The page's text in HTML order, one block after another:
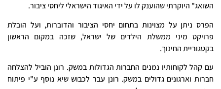
השואג" היוקרתי שהוענק לו על ידי האיגוד הישראלי ליחסי ציבור.
הפרס ניתן על מצוינות בתחום יחסי הציבור והדוברות, ועל הובלת
פרויקט מיני ממשלת הילדים של ישראל, שזכה במקום הראשון
בקטגוריית החינוך.
עם קהל לקוחותיו נמנים החברות הגדולות במשק. רונן הוביל להצלחה
חברות וארגונים גדולים במשק. רונן עבר לכבוש שיא נוסף ע"י פיתוח